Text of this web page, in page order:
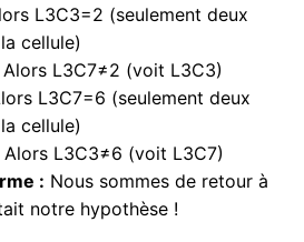
L3C3=2 (seulement deux
cellule)
Alors L3C7≠2 (voit L3C3)
L3C7=6 (seulement deux
cellule)
Alors L3C3≠6 (voit L3C7)
: Nous sommes de retour à
notre hypothèse !